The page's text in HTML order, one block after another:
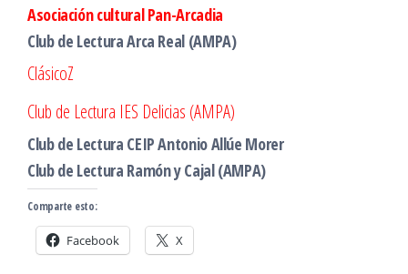
Asociación cultural Pan-Arcadia
Club de Lectura Arca Real (AMPA)
ClásicoZ
Club de Lectura IES Delicias (AMPA)
Club de Lectura CEIP Antonio Allúe Morer
Club de Lectura Ramón y Cajal (AMPA)
Comparte esto:
Facebook X